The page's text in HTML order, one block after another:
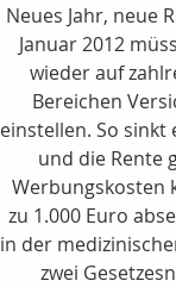
Neues Jahr, neue
Januar 2012
wieder auf
Bereichen
einstellen. So
und die Rente
Werbungskosten
zu 1.000 Euro
in der
zwei